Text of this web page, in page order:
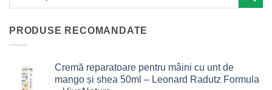
PRODUSE RECOMANDATE
Cremă reparatoare pentru mâini cu unt de
mango și shea 50ml – Leonard Radutz Formula